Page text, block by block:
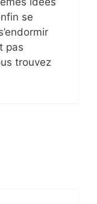
se
pas
trouvez